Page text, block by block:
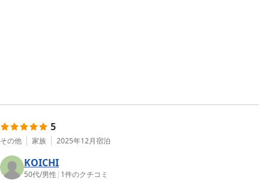
5
その他 家族 2025年12月宿泊
KOICHI
50代/男性 | 1件のクチコミ